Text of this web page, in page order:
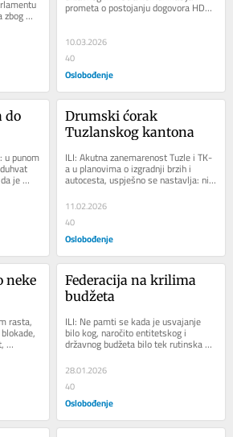
zbog prometa o postojanju dogovora HDZ-
a i SNSD-a o tome da ništa ne rade
10.03.2026
40
Oslobođenje
do
u punom
je
Drumski ćorak
Tuzlanskog kantona
ILI: Akutna zanemarenost Tuzle i TK-
a u planovima o izgradnji brzih i
autocesta, uspješno se nastavlja: ni
ove godine nema izgleda za
napredak, pa...
11.02.2026
40
Oslobođenje
neke
rasta,
iz...
Federacija na krilima
budžeta
ILI: Ne pamti se kada je usvajanje
bilo kog, naročito entitetskog i
državnog budžeta bilo tek rutinska
stvar, ali ovog puta je federalni bio
baška...
28.01.2026
40
Oslobođenje